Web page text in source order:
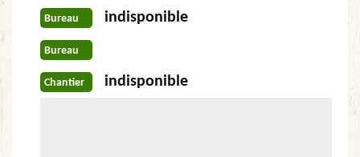
Bureau indisponible
Bureau
Chantier indisponible